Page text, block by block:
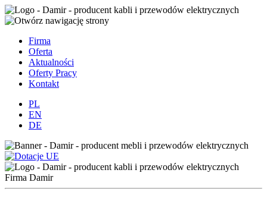
Firma
Oferta
Aktualności
Oferty Pracy
Kontakt
PL
EN
DE
Firma Damir